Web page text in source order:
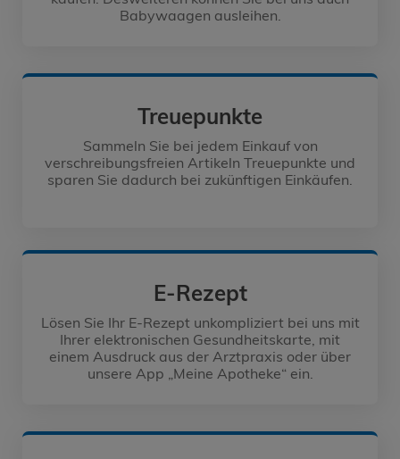
Babywaagen ausleihen.
Treuepunkte
Sammeln Sie bei jedem Einkauf von
verschreibungsfreien Artikeln Treuepunkte und
sparen Sie dadurch bei zukünftigen Einkäufen.
E-Rezept
Lösen Sie Ihr E-Rezept unkompliziert bei uns mit
Ihrer elektronischen Gesundheitskarte, mit
einem Ausdruck aus der Arztpraxis oder über
unsere App „Meine Apotheke“ ein.